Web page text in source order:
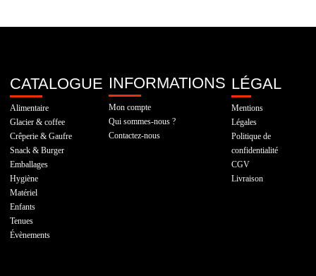
CATALOGUE
Alimentaire
Glacier & coffee
Crêperie & Gaufre
Snack & Burger
Emballages
Hygiène
Matériel
Enfants
Tenues
Évènements
INFORMATIONS
Mon compte
Qui sommes-nous ?
Contactez-nous
LÉGAL
Mentions
Légales
Politique de
confidentialité
CGV
Livraison